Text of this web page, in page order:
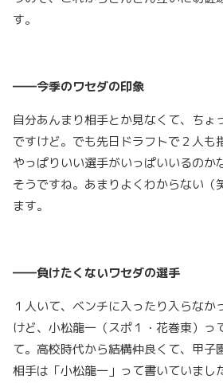
す。
――今季のワセダの印象
自分あんまり相手とか見なくて、ちょ
ですけど。でも先日ドラフトで２人も
やっぱりいい選手がいっぱいいるのか
そうですね。あまりよくわからない（
ます。
――負けたくないワセダの選手
１人いて、ベンチに入ったり入らなか
けど、小松龍一（スポ１・花巻東）っ
て。高校時代から結構仲良くて、甲子
相手は「小松龍一」って書いていまし